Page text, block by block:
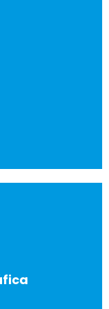
de luz,
estrictos